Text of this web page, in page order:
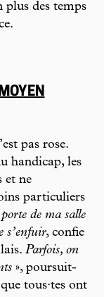
plus des temps
pas rose.
handicap, les
et ne
particuliers
de ma salle
s’enfuir, confie
Parfois, on
», poursuit-
tous·tes ont